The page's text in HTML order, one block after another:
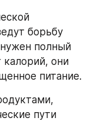
борьбу
полный
калорий, они
питание.
пути